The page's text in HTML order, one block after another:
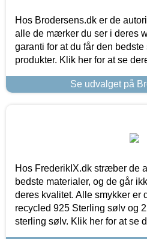
Hos Brodersens.dk er de
alle de mærker du ser i deres
garanti for at du får den
produkter. Klik her for at se
Se udvalget på
Hos FrederikIX.dk stræber de
bedste materialer, og de går
deres kvalitet. Alle smykker er
recycled 925 Sterling sølv og
sterling sølv. Klik her for at se